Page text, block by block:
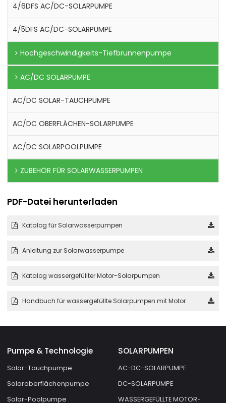
4/6DFS AC/DC-SOLARPUMPE
4/5DFS AC/DC-SOLARPUMPE
Hochgeschwindigkeits-Tiefbrunnenpumpe
AC/DC SOLARPUMPE
AC/DC SOLAR-TAUCHPUMPE
AC/DC OBERFLÄCHEN-SOLARPUMPE
AC/DC SOLARPOOLPUMPE
ZUBEHÖR FÜR SOLARWASSERPUMPEN
PDF-Datei herunterladen
Katalog für Solarwasserpumpen
Anleitung zur Solarwasserpumpe
Katalog wassergefüllter Motor-Solarpumpen
Handbuch für wassergefüllte Solarpumpen mit Motor
Pumpe & Technologie
Solar-Tauchpumpe
Solaroberflächenpumpe
Solar-Poolpumpe
SOLARPUMPEN
AC-DC-SOLARPUMPE
DC-SOLARPUMPE
WASSERGEFÜLLTE MOTOR-